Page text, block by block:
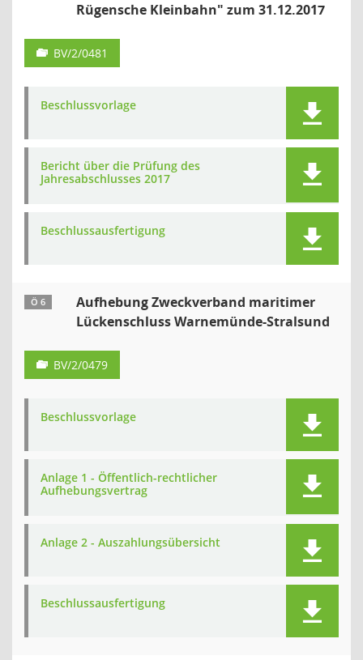
Rügensche Kleinbahn" zum 31.12.2017
BV/2/0481
Beschlussvorlage
Bericht über die Prüfung des
Jahresabschlusses 2017
Beschlussausfertigung
Ö 6
Aufhebung Zweckverband maritimer
Lückenschluss Warnemünde-Stralsund
BV/2/0479
Beschlussvorlage
Anlage 1 - Öffentlich-rechtlicher
Aufhebungsvertrag
Anlage 2 - Auszahlungsübersicht
Beschlussausfertigung